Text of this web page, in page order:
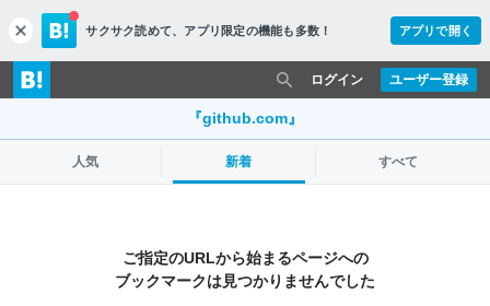
c
l
o
s
サクサク読めて、 アプリ限定の機能も多数！ アプリで開く
ユーザー登録
ログイン
『github.com』
人気 新着 すべて
ご指定のURLから始まるページへの
ブックマークは見つかりませんでした